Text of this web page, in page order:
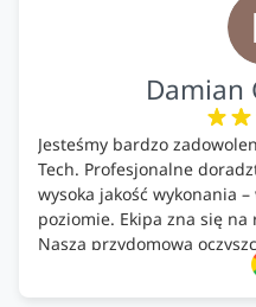
Damian
Jesteśmy bardzo
Tech. Profesjonalne
wysoka jakość wykonania
poziomie. Ekipa zna się
Nasza przydomowa
całość została wykonana
ustaleniami. Z czystym